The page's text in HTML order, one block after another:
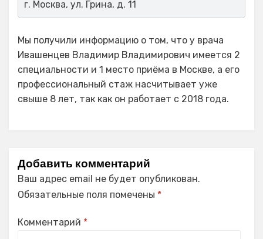
г. Москва, ул. Грина, д. 11
Мы получили информацию о том, что у врача
Ивашенцев Владимир Владимирович имеется 2
специальности и 1 место приёма в Москве, а его
профессиональный стаж насчитывает уже
свыше 8 лет, так как он работает с 2018 года.
Добавить комментарий
Ваш адрес email не будет опубликован.
Обязательные поля помечены *
Комментарий *